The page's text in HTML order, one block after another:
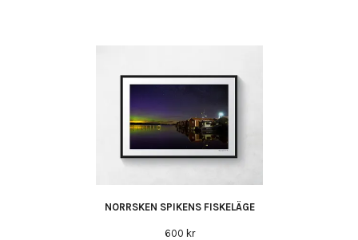
NORRSKEN SPIKENS FISKELÄGE
600 kr